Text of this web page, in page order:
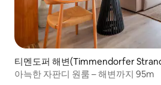
티멘도퍼 해변(Timmendorfer
아늑한 자판디 원룸 – 해변까지 95m